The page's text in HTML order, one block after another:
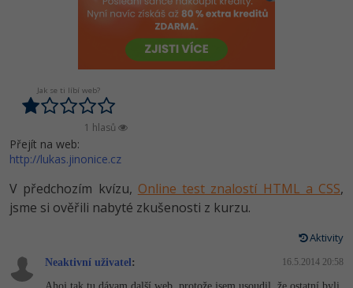
HTML5, CSS3, Bootstrap, SEO
SQL a databáze
Testování a verzování
UML a návrhové vzory
Spring
JavaScript
Python
HTML / CSS
UML a návrhové vzory
MySQL/MariaDB
MS-SQL
Vývojář mobilních aplikací
Specialista na AI a bigdata
C# Game developer
Webdesigner
Tester
Systémový administrátor
3D grafik
Python -80%
JavaScript -80%
PHP
C++ -80%
Swift -80%
Kotlin -80%
Digitální gramotnost
Marketing -30%
WordPress
SEO -30%
UX
Business
Photoshop -80%
Adobe Illustrator -80%
Adobe Lightroom
Adobe XD
Adobe InDesign
Adobe After Effects
Inkscape
Jak se ti líbí web?
1 hlasů
Přejít na web:
http://lukas.jinonice.cz
V předchozím kvízu, Online test znalostí HTML a CSS,
jsme si ověřili nabyté zkušenosti z kurzu.
Aktivity
Neaktivní uživatel: 16.5.2014 20:58